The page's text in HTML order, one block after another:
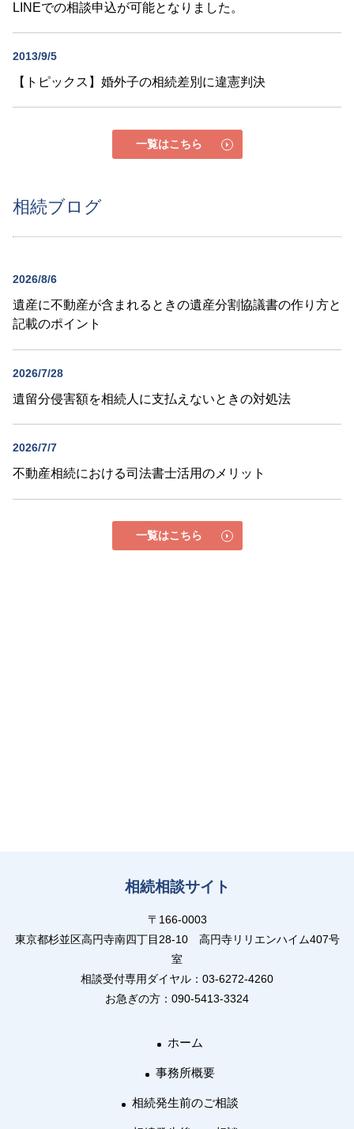
LINEでの相談申込が可能となりました。
2013/9/5
【トピックス】婚外子の相続差別に違憲判決
一覧はこちら
相続ブログ
2026/8/6
遺産に不動産が含まれるときの遺産分割協議書の作り方と
記載のポイント
2026/7/28
遺留分侵害額を相続人に支払えないときの対処法
2026/7/7
不動産相続における司法書士活用のメリット
一覧はこちら
相続相談サイト
〒166-0003
東京都杉並区高円寺南四丁目28-10 高円寺リリエンハイム407号
室
相談受付専用ダイヤル：03-6272-4260
お急ぎの方：090-5413-3324
ホーム
事務所概要
相続発生前のご相談